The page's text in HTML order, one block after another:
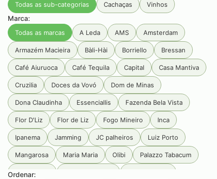
Todas as sub-categorias Cachaças Vinhos
Marca:
Todas as marcas A Leda AMS Amsterdam
Armazém Macieira Bàli-Hài Borriello Bressan
Café Aiuruoca Café Tequila Capital Casa Mantiva
Cruzilia Doces da Vovó Dom de Minas
Dona Claudinha Essenciallis Fazenda Bela Vista
Flor D'Liz Flor de Liz Fogo Mineiro Inca
Ipanema Jamming JC palheiros Luiz Porto
Mangarosa Maria Maria Olibi Palazzo Tabacum
Pé Da Mata
Ordenar: